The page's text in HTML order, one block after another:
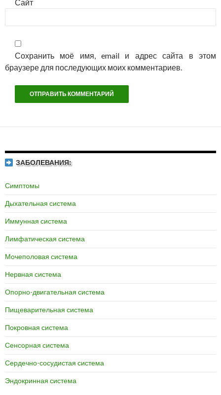
Сайт
Сохранить моё имя, email и адрес сайта в этом
браузере для последующих моих комментариев.
ЗАБОЛЕВАНИЯ:
Симптомы
Дыхательная система
Иммунная система
Лимфатическая система
Мочеполовая система
Нервная система
Опорно-двигательная система
Пищеварительная система
Покровная система
Сенсорная система
Сердечно-сосудистая система
Эндокринная система